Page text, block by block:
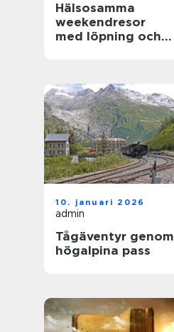
Hälsosamma
weekendresor
med löpning och
10. januari 2026
admin
Tågäventyr genom
högalpina pass